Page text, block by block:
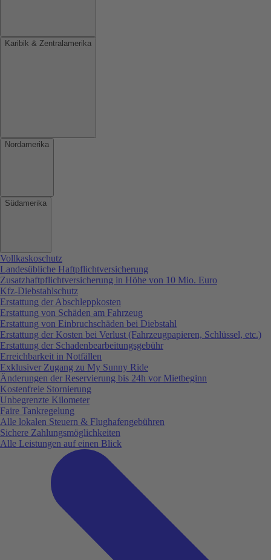
Karibik & Zentralamerika
Nordamerika
Südamerika
Vollkaskoschutz
Landesübliche Haftpflichtversicherung
Zusatzhaftpflichtversicherung in Höhe von 10 Mio. Euro
Kfz-Diebstahlschutz
Erstattung der Abschleppkosten
Erstattung von Schäden am Fahrzeug
Erstattung von Einbruchschäden bei Diebstahl
Erstattung der Kosten bei Verlust (Fahrzeugpapieren, Schlüssel, etc.)
Erstattung der Schadenbearbeitungsgebühr
Erreichbarkeit in Notfällen
Exklusiver Zugang zu My Sunny Ride
Änderungen der Reservierung bis 24h vor Mietbeginn
Kostenfreie Stornierung
Unbegrenzte Kilometer
Faire Tankregelung
Alle lokalen Steuern & Flughafengebühren
Sichere Zahlungsmöglichkeiten
Alle Leistungen auf einen Blick